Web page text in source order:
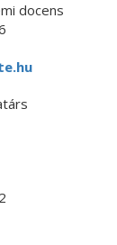
docens